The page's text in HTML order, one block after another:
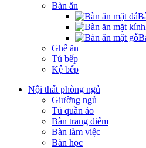
Bàn ăn
Ghế ăn
Tủ bếp
Kệ bếp
Nội thất phòng ngủ
Giường ngủ
Tủ quần áo
Bàn trang điểm
Bàn làm việc
Bàn học